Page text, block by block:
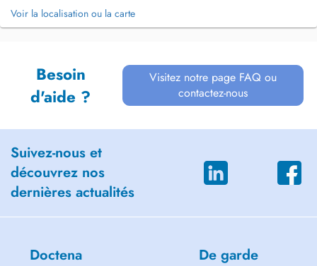
Voir la localisation ou la carte
Besoin
d'aide ?
Visitez notre page FAQ ou
contactez-nous
Suivez-nous et
découvrez nos
dernières actualités
Doctena De garde